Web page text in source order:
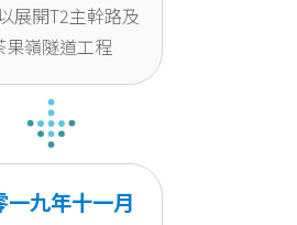
展開T2主幹路及
果嶺隧道工程
一九年十一月